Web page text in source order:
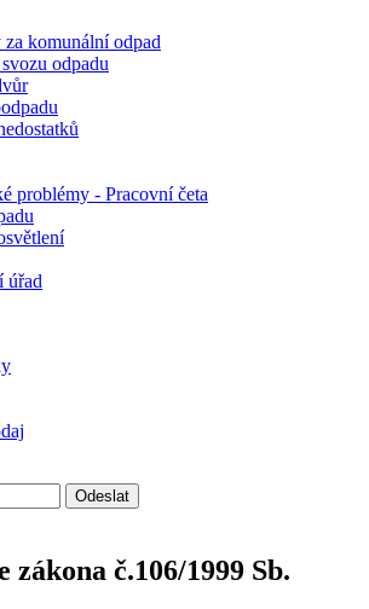
za komunální odpad
odpadu
problémy - Pracovní četa
úřad
Odeslat
zákona č.106/1999 Sb.